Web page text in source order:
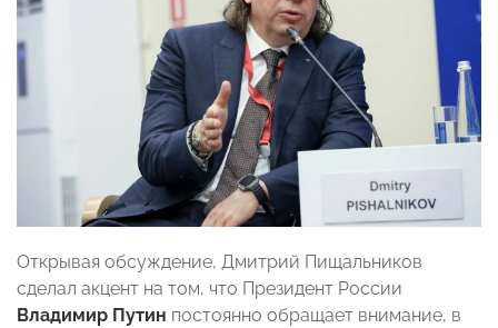
Открывая обсуждение, Дмитрий Пищальников
сделал акцент на том, что Президент России
Владимир Путин постоянно обращает внимание, в